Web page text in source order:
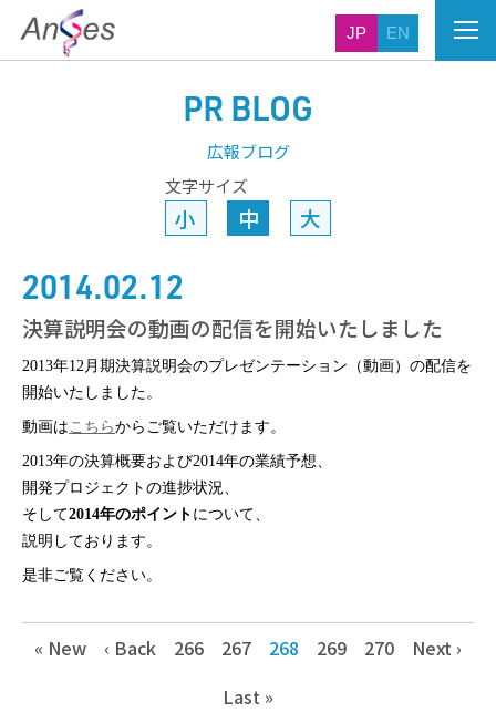
JP EN
PR BLOG
広報ブログ
文字サイズ
小 中 大
2014.02.12
決算説明会の動画の配信を開始いたしました
2013年12月期決算説明会のプレゼンテーション（動画）の配信を
開始いたしました。
動画は こちらからご覧いただけます。
2013年の決算概要および2014年の業績予想、
開発プロジェクトの進捗状況、
そして2014年のポイント について、
説明しております。
是非ご覧ください。
« New ‹ Back 266 267 268 269 270
Next ›
Last »